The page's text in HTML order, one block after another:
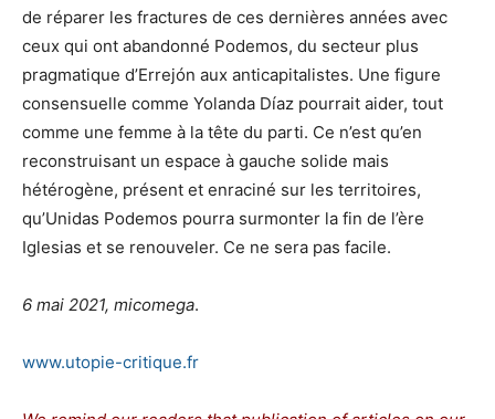
de réparer les fractures de ces dernières années avec
ceux qui ont abandonné Podemos, du secteur plus
pragmatique d’Errejón aux anticapitalistes. Une figure
consensuelle comme Yolanda Díaz pourrait aider, tout
comme une femme à la tête du parti. Ce n’est qu’en
reconstruisant un espace à gauche solide mais
hétérogène, présent et enraciné sur les territoires,
qu’Unidas Podemos pourra surmonter la fin de l’ère
Iglesias et se renouveler. Ce ne sera pas facile.
6 mai 2021, micomega.
www.utopie-critique.fr